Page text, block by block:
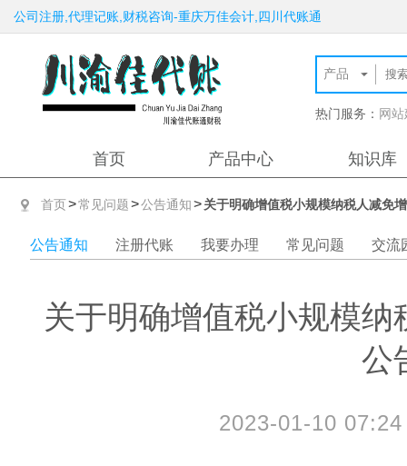
公司注册,代理记账,财税咨询-重庆万佳会计,四川代账通
热门服务： 网
首页 产品中心 知识库
首页>常见问题>公告通知> 关于明确增值税小规模纳税人减免
公告通知 注册代账 我要办理 常见问题 交流
关于明确增值税小规模
公
2023-01-10 07:24